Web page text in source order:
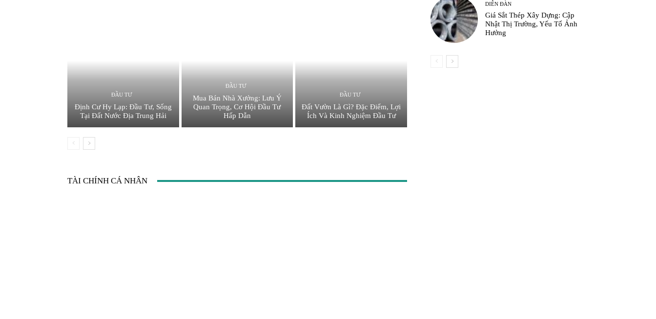
ĐẦU TƯ
Định Cư Hy Lạp: Đầu Tư, Sống
Tại Đất Nước Địa Trung Hải
ĐẦU TƯ
Mua Bán Nhà Xưởng: Lưu Ý
Quan Trọng, Cơ Hội Đầu Tư
Hấp Dẫn
ĐẦU TƯ
Đất Vườn Là Gì? Đặc Điểm, Lợi
Ích Và Kinh Nghiệm Đầu Tư
TÀI CHÍNH CÁ NHÂN
DIỄN ĐÀN
Giá Sắt Thép Xây Dựng: Cập
Nhật Thị Trường, Yếu Tố Ảnh
Hưởng